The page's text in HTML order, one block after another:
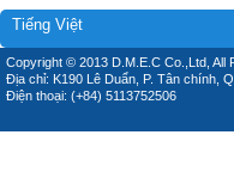
Tiếng Việt
Copyright © 2013 D.M.E.C Co.,Ltd, All
Địa chỉ: K190 Lê Duẩn, P. Tân chính,
Điện thoại: (+84) 5113752506